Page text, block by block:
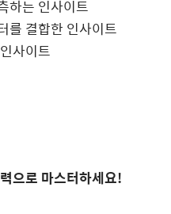
하는 인사이트
를 결합한 인사이트
사이트
으로 마스터하세요!